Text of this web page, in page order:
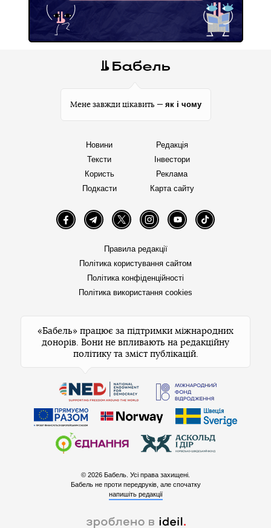
Мене завжди цікавить — як і чому
Новини
Тексти
Користь
Подкасти
Редакція
Інвестори
Реклама
Карта сайту
FacebookTelegramTwitter InstagramYouTube TikTok
Правила редакції
Політика користування сайтом
Політика конфіденційності
Політика використання cookies
«Бабель» працює за підтримки міжнародних
донорів. Вони не впливають на редакційну
політику та зміст публікацій.
© 2026 Бабель. Усі права захищені.
Бабель не проти передруків, але спочатку
напишіть редакції